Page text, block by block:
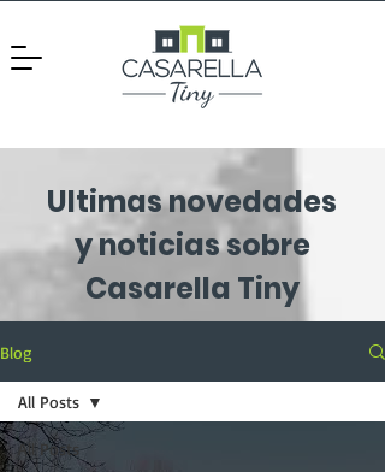
Ultimas novedades
y noticias sobre
Casarella Tiny
Blog
All Posts
All Posts